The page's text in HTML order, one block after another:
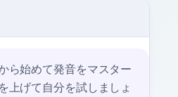
ら始めて発音をマスター
上げて自分を試しましょ